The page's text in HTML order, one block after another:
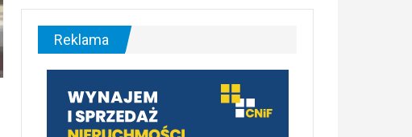
malownicza
[fotorelacja]
Reklama